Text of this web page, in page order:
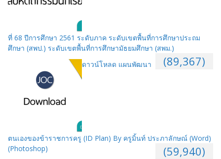
ที่ 68 ปีการศึกษา 2561 ระดับภาค ระดับเขตพื้นที่การศึกษาประถม
ศึกษา (สพป.) ระดับเขตพื้นที่การศึกษามัธยมศึกษา (สพม.)
(89,367)
ดาวน์โหลด แผนพัฒนา
ตนเองของข้าราชการครู (ID Plan) By ครูมิ้นท์ ประภาลักษณ์ (Word)
(Photoshop)
(59,940)